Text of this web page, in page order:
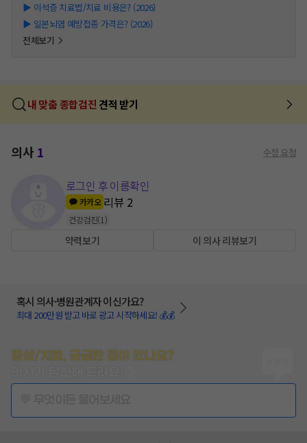
▶ 이석증 치료법/치료 비용은? (2026)
▶ 일본뇌염 예방접종 가격은? (2026)
전체보기
내 맞춤 종합검진 견적 받기
의사1 수정 요청
로그인 후 이름확인
카카오 리뷰 2
건강검진(1 )
약력보기 이 의사 리뷰보기
혹시 의사·병원관계자 이신가요?
최대 200만원 받고 바로 광고 시작하세요! 💰💰
증상/치료, 궁금한 점이 있나요?